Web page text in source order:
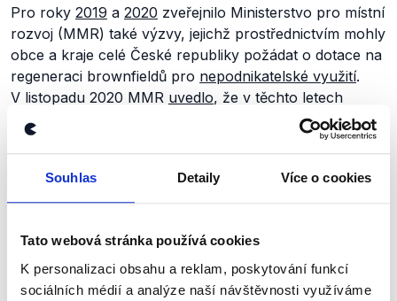
Souhlas Detaily Více o cookies
Tato webová stránka používá cookies
K personalizaci obsahu a reklam, poskytování funkcí
sociálních médií a analýze naší návštěvnosti využíváme
Pro roky 2019 a 2020 zveřejnilo Ministerstvo pro místní
rozvoj (MMR) také výzvy, jejichž prostřednictvím mohly
obce a kraje celé České republiky požádat o dotace na
regeneraci brownfieldů pro nepodnikatelské využití.
V listopadu 2020 MMR uvedlo, že v těchto letech
podpořilo projekty částkou přesahující jednu miliardu
korun.
Brownfieldů se týká i programStátního fondu podpory
investic, který od roku 2021 poskytuje územním
těchto tzv. území se starou stavební zátěží pro jiné než
hospodářské využití. Doplňme, že podmínky použití
této podpory poskytované Státním fondem podpory